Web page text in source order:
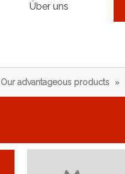
Über uns
Our advantageous products »